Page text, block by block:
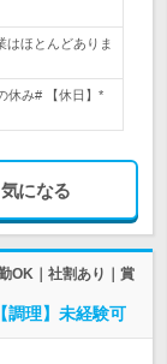
ほとんどありま
休み# 【休日】*
気になる
OK｜社割あり｜賞
調理】未経験可